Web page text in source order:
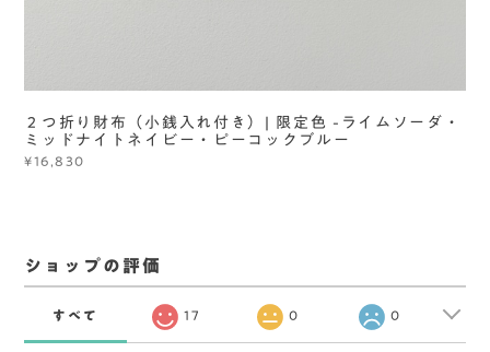
２つ折り財布（小銭入れ付き）| 限定色 -ライムソーダ・
ミッドナイトネイビー・ピーコックブルー
¥16,830
ショップの評価
すべて 17 0 0